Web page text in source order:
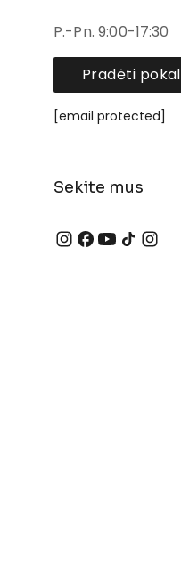
P.-Pn. 9:00-17:30
Pradėti
[email protected]
Sekite mus